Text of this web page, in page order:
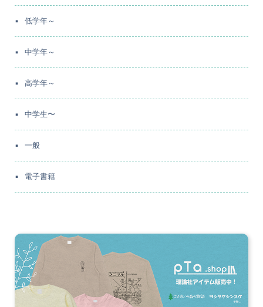
低学年～
中学年～
高学年～
中学生〜
一般
電子書籍